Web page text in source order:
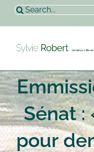
Passer
contenu
Rechercher:
Accueil
Sylvie Robert
Actualités
Sénat :
pour